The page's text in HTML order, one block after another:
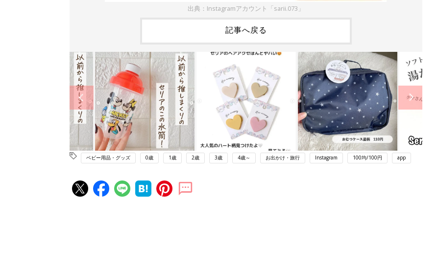
出典：Instagramアカウント「sarii.073」
記事へ戻る
ベビー用品・グッズ 0歳 1歳 2歳 3歳 4歳～ お出かけ・旅行 Instagram 100均/100円 app